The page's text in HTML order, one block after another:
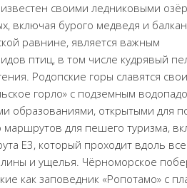
своими ледниковыми
включая бурого медведя и
равнине, является важным
птиц, в том числе кудрявый
Родопские горы славятся
горло» с подземным
образованиями, открытыми для
для пешего туризма,
E3, который проходит вдоль
и ущелья. Чёрноморское
как заповедник «Ропотамо» с